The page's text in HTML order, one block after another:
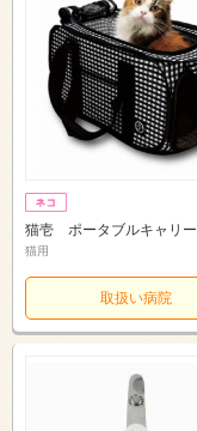
猫壱 ポータブルキャリー
猫用
取扱い病院